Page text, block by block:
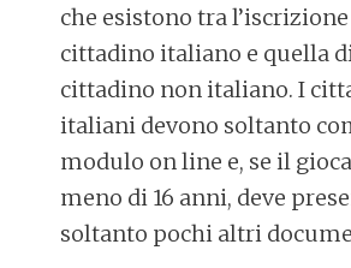
che esistono tra
cittadino italiano e quella
cittadino non italiano. I
italiani devono soltanto
modulo on line e, se il
meno di 16 anni, deve
soltanto pochi altri